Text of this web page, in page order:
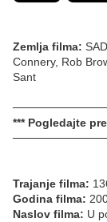
Zemlja filma: SAD,
Connery, Rob
Sant
*** Pogledajte
Trajanje filma:
Godina filma:
Naslov filma: U